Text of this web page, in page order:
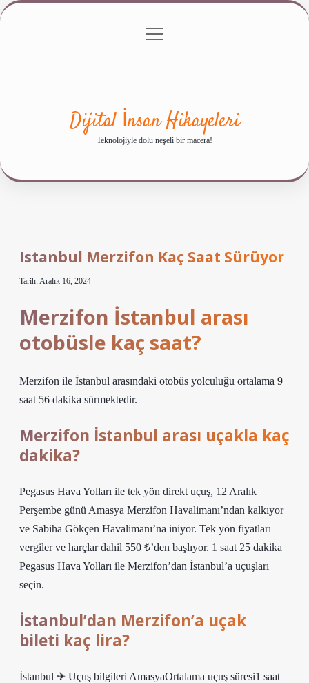
Gizlilik Politikası
menüyü
Dijital İnsan Hikayeleri
Teknolojiyle dolu neşeli bir macera!
Istanbul Merzifon Kaç Saat Sürüyor
Tarih: Aralık 16, 2024
Merzifon İstanbul arası
otobüsle kaç saat?
Merzifon ile İstanbul arasındaki otobüs yolculuğu ortalama 9
saat 56 dakika sürmektedir.
Merzifon İstanbul arası uçakla kaç
dakika?
Pegasus Hava Yolları ile tek yön direkt uçuş, 12 Aralık
Perşembe günü Amasya Merzifon Havalimanı’ndan kalkıyor
ve Sabiha Gökçen Havalimanı’na iniyor. Tek yön fiyatları
vergiler ve harçlar dahil 550 ₺’den başlıyor. 1 saat 25 dakika
Pegasus Hava Yolları ile Merzifon’dan İstanbul’a uçuşları
seçin.
İstanbul’dan Merzifon’a uçak
bileti kaç lira?
İstanbul ✈ Uçuş bilgileri AmasyaOrtalama uçuş süresi1 saat